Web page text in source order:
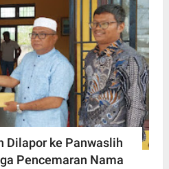
Dilapor ke Panwaslih
Pencemaran Nama